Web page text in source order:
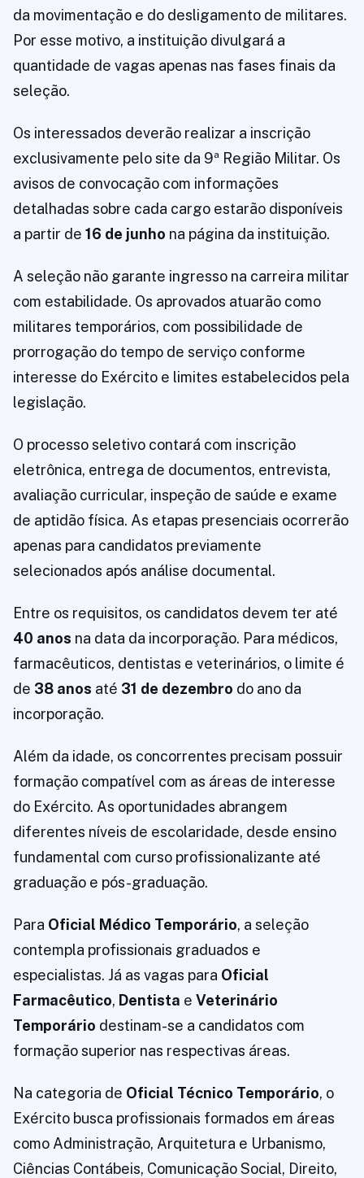
da movimentação e do desligamento de militares.
Por esse motivo, a instituição divulgará a
quantidade de vagas apenas nas fases finais da
seleção.
Os interessados deverão realizar a inscrição
exclusivamente pelo site da 9ª Região Militar. Os
avisos de convocação com informações
detalhadas sobre cada cargo estarão disponíveis
a partir de 16 de junho na página da instituição.
A seleção não garante ingresso na carreira militar
com estabilidade. Os aprovados atuarão como
militares temporários, com possibilidade de
prorrogação do tempo de serviço conforme
interesse do Exército e limites estabelecidos pela
legislação.
O processo seletivo contará com inscrição
eletrônica, entrega de documentos, entrevista,
avaliação curricular, inspeção de saúde e exame
de aptidão física. As etapas presenciais ocorrerão
apenas para candidatos previamente
selecionados após análise documental.
Entre os requisitos, os candidatos devem ter até
40 anos na data da incorporação. Para médicos,
farmacêuticos, dentistas e veterinários, o limite é
de 38 anos até 31 de dezembro do ano da
incorporação.
Além da idade, os concorrentes precisam possuir
formação compatível com as áreas de interesse
do Exército. As oportunidades abrangem
diferentes níveis de escolaridade, desde ensino
fundamental com curso profissionalizante até
graduação e pós-graduação.
Para Oficial Médico Temporário, a seleção
contempla profissionais graduados e
especialistas. Já as vagas para Oficial
Farmacêutico, Dentista e Veterinário
Temporário destinam-se a candidatos com
formação superior nas respectivas áreas.
Na categoria de Oficial Técnico Temporário, o
Exército busca profissionais formados em áreas
como Administração, Arquitetura e Urbanismo,
Ciências Contábeis, Comunicação Social, Direito,